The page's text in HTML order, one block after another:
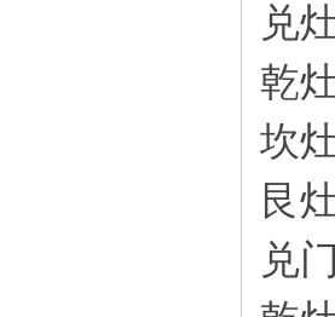
兑
乾
坎
艮
兑